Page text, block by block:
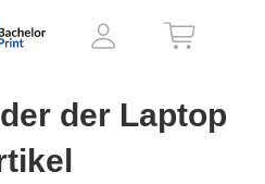
der Laptop